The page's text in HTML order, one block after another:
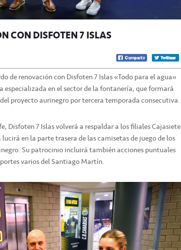
CON DISFOTEN 7 ISLAS
de renovación con Disfoten 7 Islas «Todo para el agua»
especializada en el sector de la fontanería, que formará
proyecto aurinegro por tercera temporada consecutiva.
Disfoten 7 Islas volverá a respaldar a los filiales Cajasiete
en la parte trasera de las camisetas de juego de los
Su patrocinio incluirá también acciones puntuales
varios del Santiago Martín.